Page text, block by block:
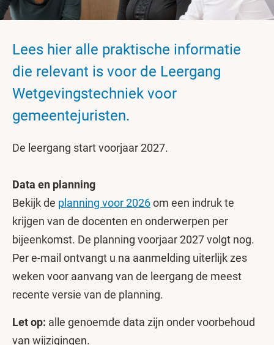
Lees hier alle praktische informatie
die relevant is voor de Leergang
Wetgevingstechniek voor
gemeentejuristen.
De leergang start voorjaar 2027.
Data en planning
Bekijk de planning voor 2026om een indruk te
krijgen van de docenten en onderwerpen per
bijeenkomst. De planning voorjaar 2027 volgt nog.
Per e-mail ontvangt u na aanmelding uiterlijk zes
weken voor aanvang van de leergang de meest
recente versie van de planning.
Let op: alle genoemde data zijn onder voorbehoud
van wijzigingen.